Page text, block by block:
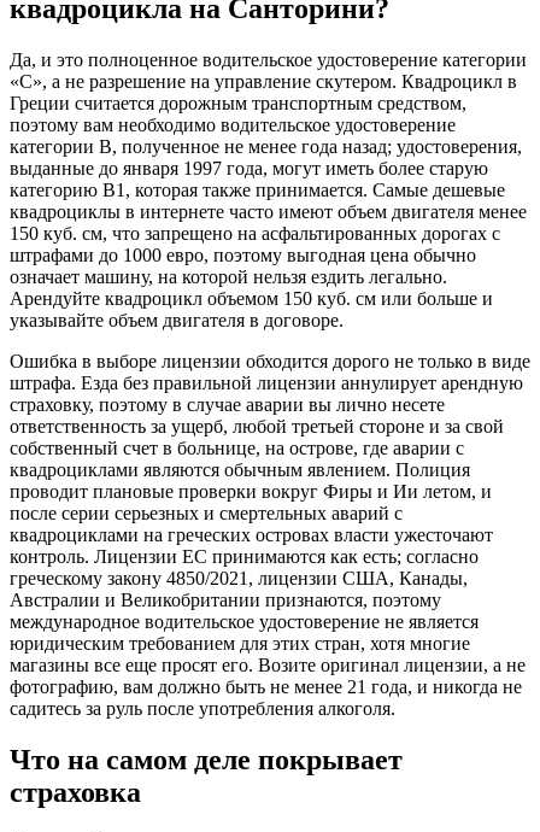
квадроцикла на Санторини?
Да, и это полноценное водительское удостоверение категории
«С», а не разрешение на управление скутером. Квадроцикл в
Греции считается дорожным транспортным средством,
поэтому вам необходимо водительское удостоверение
категории B, полученное не менее года назад; удостоверения,
выданные до января 1997 года, могут иметь более старую
категорию B1, которая также принимается. Самые дешевые
квадроциклы в интернете часто имеют объем двигателя менее
150 куб. см, что запрещено на асфальтированных дорогах с
штрафами до 1000 евро, поэтому выгодная цена обычно
означает машину, на которой нельзя ездить легально.
Арендуйте квадроцикл объемом 150 куб. см или больше и
указывайте объем двигателя в договоре.
Ошибка в выборе лицензии обходится дорого не только в виде
штрафа. Езда без правильной лицензии аннулирует арендную
страховку, поэтому в случае аварии вы лично несете
ответственность за ущерб, любой третьей стороне и за свой
собственный счет в больнице, на острове, где аварии с
квадроциклами являются обычным явлением. Полиция
проводит плановые проверки вокруг Фиры и Ии летом, и
после серии серьезных и смертельных аварий с
квадроциклами на греческих островах власти ужесточают
контроль. Лицензии ЕС принимаются как есть; согласно
греческому закону 4850/2021, лицензии США, Канады,
Австралии и Великобритании признаются, поэтому
международное водительское удостоверение не является
юридическим требованием для этих стран, хотя многие
магазины все еще просят его. Возите оригинал лицензии, а не
фотографию, вам должно быть не менее 21 года, и никогда не
садитесь за руль после употребления алкоголя.
Что на самом деле покрывает
страховка